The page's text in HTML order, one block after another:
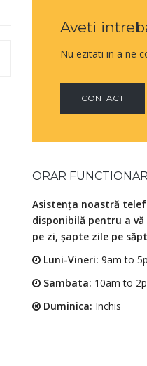
Aveti
Nu ezitati in a ne
CONTACT
ORAR
Asistența noastră
disponibilă pentru a
pe zi, șapte zile pe
Luni-Vineri: 9am to
Sambata: 10am to
Duminica: Inchis